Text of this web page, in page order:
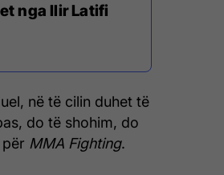
nga Ilir Latifi
në të cilin duhet të
do të shohim, do
MMA Fighting.